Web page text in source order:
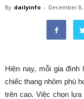
By dailyinfo - December 8,
Hiện nay, mỗi gia
chiếc thang nhôm phù
trên cao. Việc chọn